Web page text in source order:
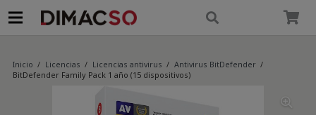
Inicio / Licencias / Licencias antivirus / Antivirus BitDefender /
BitDefender Family Pack 1 año (15 dispositivos)
modal-check